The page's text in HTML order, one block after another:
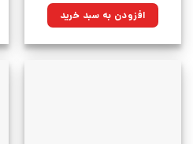
۳۹۰,۰۰۰تومان
بود.
۲۷۸,۸۵۰تومان.افزودن به سبد خرید